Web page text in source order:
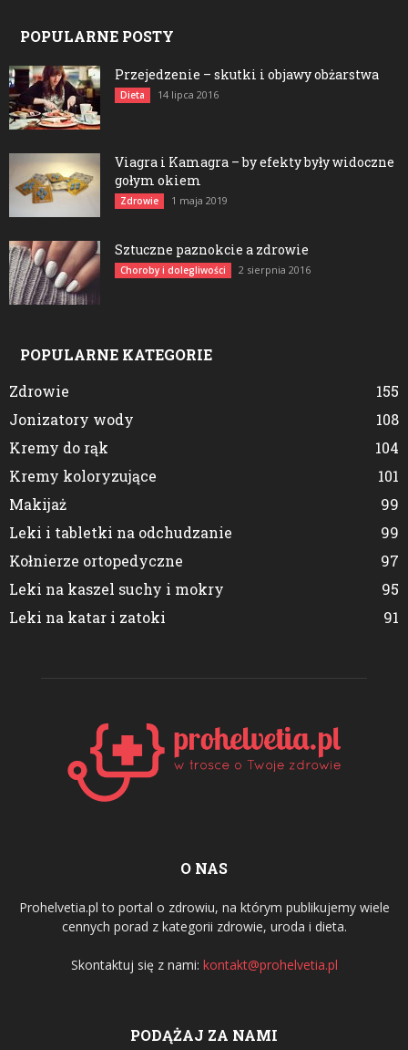
POPULARNE POSTY
Przejedzenie – skutki i objawy obżarstwa
Dieta 14 lipca 2016
Viagra i Kamagra – by efekty były widoczne
gołym okiem
Zdrowie 1 maja 2019
Sztuczne paznokcie a zdrowie
Choroby i dolegliwości 2 sierpnia 2016
POPULARNE KATEGORIE
Zdrowie
155
Jonizatory wody
108
Kremy do rąk
104
Kremy koloryzujące
101
Makijaż
99
Leki i tabletki na odchudzanie
99
Kołnierze ortopedyczne
97
Leki na kaszel suchy i mokry
95
Leki na katar i zatoki
91
O NAS
Prohelvetia.pl to portal o zdrowiu, na którym publikujemy wiele
cennych porad z kategorii zdrowie, uroda i dieta.
Skontaktuj się z nami: kontakt@prohelvetia.pl
PODĄŻAJ ZA NAMI